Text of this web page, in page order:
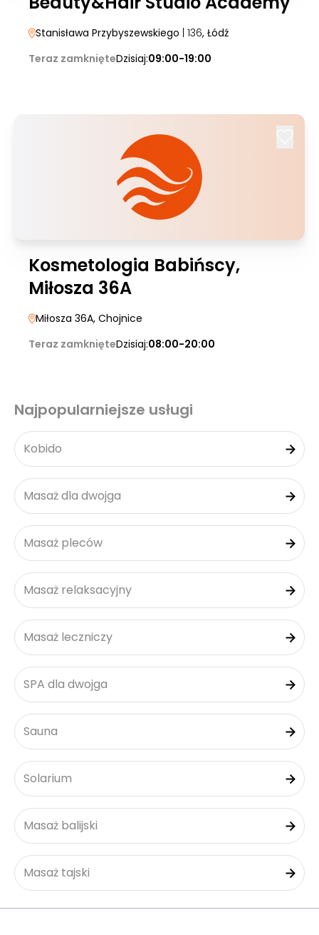
Stanisława Przybyszewskiego | 136, Łódź
Teraz zamknięteDzisiaj:09:00-19:00
Kosmetologia Babińscy,
Miłosza 36A
Miłosza 36A, Chojnice
Teraz zamknięteDzisiaj:08:00-20:00
Najpopularniejsze usługi
Kobido
Masaż dla dwojga
Masaż pleców
Masaż relaksacyjny
Masaż leczniczy
SPA dla dwojga
Sauna
Solarium
Masaż balijski
Masaż tajski